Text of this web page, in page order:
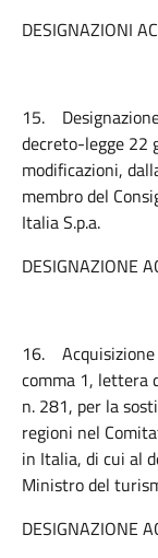
DESIGNAZIONI
15.
decreto-legge 22
modificazioni,
membro del
Italia S.p.a.
DESIGNAZIONE
16.
comma 1, lettera
n. 281, per la
regioni nel
in Italia, di cui al
Ministro del
DESIGNAZIONE